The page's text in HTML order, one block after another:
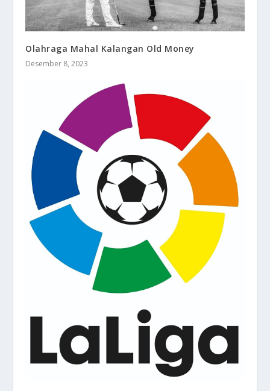
Olahraga Mahal Kalangan Old Money
Desember 8, 2023